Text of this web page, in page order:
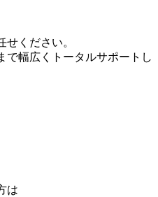
ください。
で幅広くトータルサポートし
は